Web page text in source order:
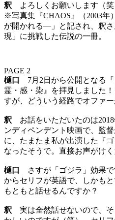
釈 よろしくお願いします（笑
※写真集『CHAOS』（2003年
が開かれる―」と記され、釈
現」に挑戦した伝説の一冊。
PAGE 2
樋口
7月2日から公開となる『
霊・感・染』を拝見しました
すが、どういう経路でオファ
釈 お話をいただいたのは
ンディペンデント映画で、監
に、たまたま私が出演した『
なったそうで。直接お声がけく
樋口
さすが「ゴジラ」効果
からセリフが英語で、しかも
もともと話せるんですか？
釈 実は全然話せないので、